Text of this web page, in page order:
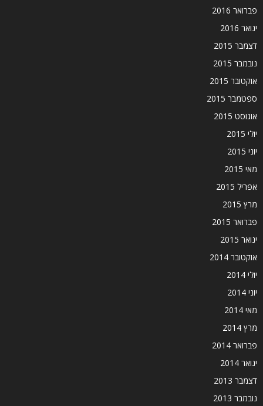
פברואר 2016
ינואר 2016
דצמבר 2015
נובמבר 2015
אוקטובר 2015
ספטמבר 2015
אוגוסט 2015
יולי 2015
יוני 2015
מאי 2015
אפריל 2015
מרץ 2015
פברואר 2015
ינואר 2015
אוקטובר 2014
יולי 2014
יוני 2014
מאי 2014
מרץ 2014
פברואר 2014
ינואר 2014
דצמבר 2013
נובמבר 2013